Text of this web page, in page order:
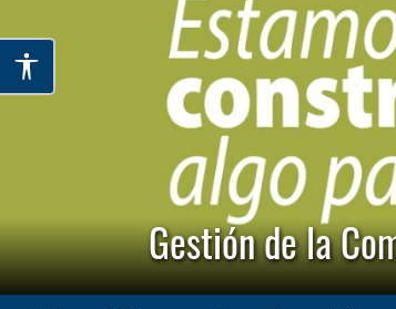
Gestión de la